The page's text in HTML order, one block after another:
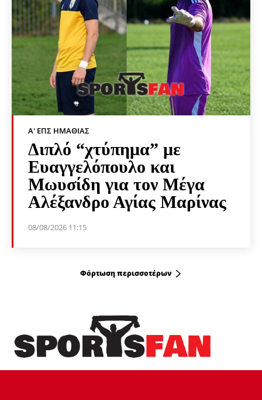
Α' ΕΠΣ ΗΜΑΘΊΑΣ
Διπλό “χτύπημα” με
Ευαγγελόπουλο και
Μωυσίδη για τον Μέγα
Αλέξανδρο Αγίας Μαρίνας
08/08/2026 11:15
Φόρτωση περισσοτέρων